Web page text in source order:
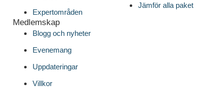
Expertområden
Jämför alla paket
Medlemskap
Blogg och nyheter
Evenemang
Uppdateringar
Villkor